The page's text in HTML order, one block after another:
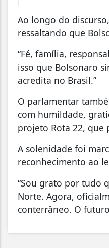
Ao longo do
ressaltando que
“Fé, família,
isso que Bolsonaro
acredita no Brasil.”
O parlamentar
com humildade,
projeto Rota 22, que
A solenidade foi
reconhecimento ao
“Sou grato por tudo
Norte. Agora,
conterrâneo. O